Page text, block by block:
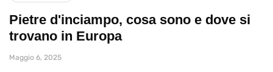
Pietre d'inciampo, cosa sono e dove si
trovano in Europa
Maggio 6, 2025